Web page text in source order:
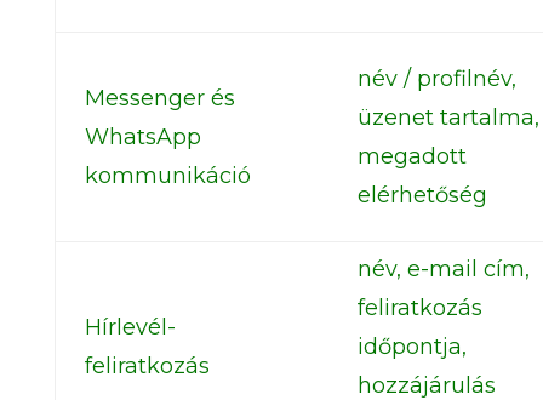
Messenger és
WhatsApp
kommunikáció
név / profilnév,
üzenet tartalma,
megadott
elérhetőség
Hírlevél-
feliratkozás
név, e-mail cím,
feliratkozás
időpontja,
hozzájárulás